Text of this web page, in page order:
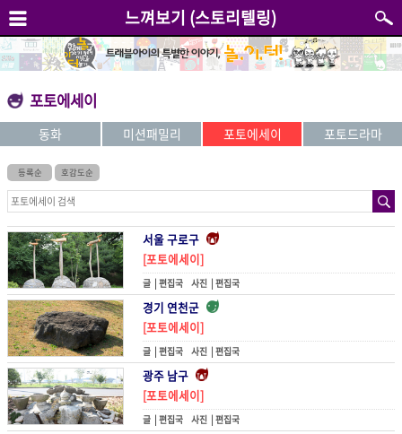
느껴보기 (스토리텔링)
포토에세이
동화 미션패밀리 포토에세이 포토드라마
등록순 호감도순
서울 구로구
[포토에세이]
글 |편집국 사진 |편집국
경기 연천군
[포토에세이]
글 |편집국 사진 |편집국
광주 남구
[포토에세이]
글 |편집국 사진 |편집국